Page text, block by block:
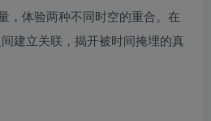
，体验两种不同时空的重合。在
建立关联，揭开被时间掩埋的真